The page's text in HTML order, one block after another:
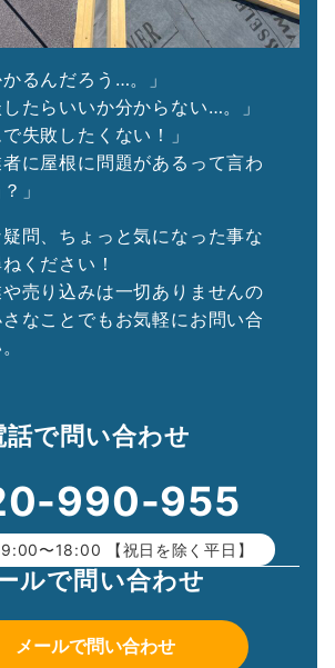
かるんだろう…。」
したらいいか分からない…。」
失敗したくない！」
者に屋根に問題があるって言わ
」
問、ちょっと気になった事な
ください！
売り込みは一切ありませんの
なことでもお気軽にお問い合
話で問い合わせ
990-955
〜18:00 【祝日を除く平日】
ルで問い合わせ
メールで問い合わせ